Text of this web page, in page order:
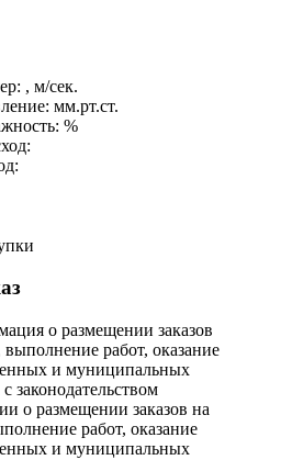
, м/сек.
мм.рт.ст.
%
о размещении заказов
выполнение работ, оказание
и муниципальных
законодательством
о размещении заказов на
работ, оказание
и муниципальных